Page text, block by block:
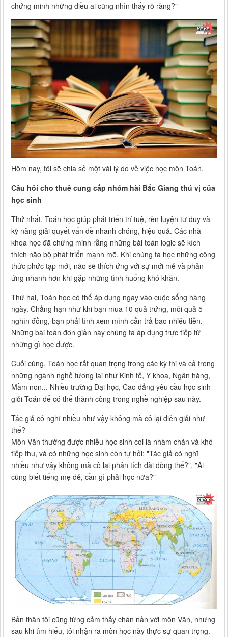
chứng minh những điều ai cũng nhìn thấy rõ ràng?"
Hôm nay, tôi sẽ chia sẻ một vài lý do về việc học môn Toán.
Câu hỏi cho thuê cung cấp nhóm hài Bắc Giang thú vị của
học sinh
Thứ nhất, Toán học giúp phát triển trí tuệ, rèn luyện tư duy và
kỹ năng giải quyết vấn đề nhanh chóng, hiệu quả. Các nhà
khoa học đã chứng minh rằng những bài toán logic sẽ kích
thích não bộ phát triển mạnh mẽ. Khi chúng ta học những công
thức phức tạp mới, não sẽ thích ứng với sự mới mẻ và phản
ứng nhanh hơn khi gặp những tình huống khó khăn.
Thứ hai, Toán học có thể áp dụng ngay vào cuộc sống hàng
ngày. Chẳng hạn như khi bạn mua 10 quả trứng, mỗi quả 5
nghìn đồng, bạn phải tính xem mình cần trả bao nhiêu tiền.
Những bài toán đơn giản này chúng ta áp dụng trực tiếp từ
những gì học được.
Cuối cùng, Toán học rất quan trọng trong các kỳ thi và cả trong
những ngành nghề tương lai như Kinh tế, Y khoa, Ngân hàng,
Mầm non... Nhiều trường Đại học, Cao đẳng yêu cầu học sinh
giỏi Toán để có thể thành công trong nghề nghiệp sau này.
Tác giả có nghĩ nhiều như vậy không mà cô lại diễn giải như
thế?
Môn Văn thường được nhiều học sinh coi là nhàm chán và khó
tiếp thu, và có những học sinh còn tự hỏi: "Tác giả có nghĩ
nhiều như vậy không mà cô lại phân tích dài dòng thế?", "Ai
cũng biết tiếng mẹ đẻ, cần gì phải học nữa?"
Bản thân tôi cũng từng cảm thấy chán nản với môn Văn, nhưng
sau khi tìm hiểu, tôi nhận ra môn học này thực sự quan trọng.